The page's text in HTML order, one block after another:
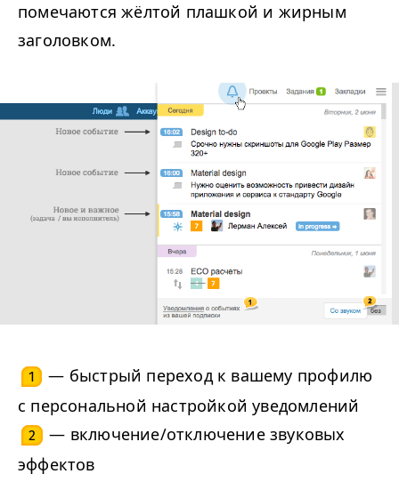
помечаются жёлтой плашкой и жирным
заголовком.
1
— быстрый переход к вашему профилю
с персональной настройкой уведомлений
2
— включение/отключение звуковых
эффектов